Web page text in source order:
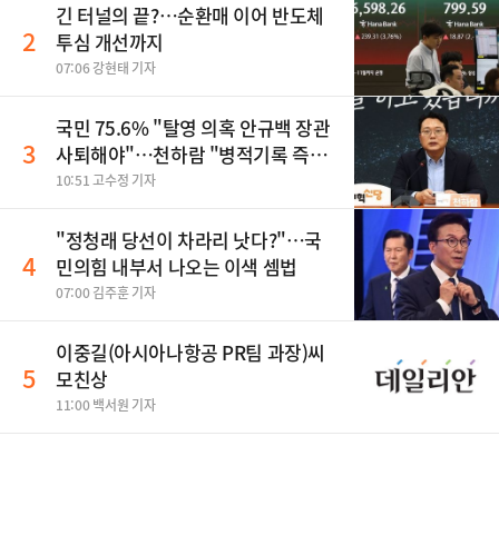
2
긴 터널의 끝?…순환매 이어 반도체
투심 개선까지
07:06 강현태 기자
3
국민 75.6% "탈영 의혹 안규백 장관
사퇴해야"…천하람 "병적기록 즉각
공개하라"
10:51 고수정 기자
4
​"정청래 당선이 차라리 낫다?"…국
민의힘 내부서 나오는 이색 셈법
07:00 김주훈 기자
5
이중길(아시아나항공 PR팀 과장)씨
모친상
11:00 백서원 기자